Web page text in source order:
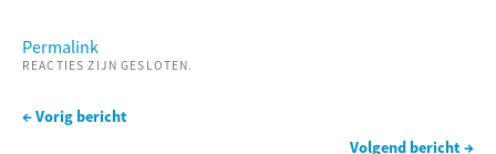
Permalink
REACTIES ZIJN GESLOTEN.
← Vorig bericht
Volgend bericht →